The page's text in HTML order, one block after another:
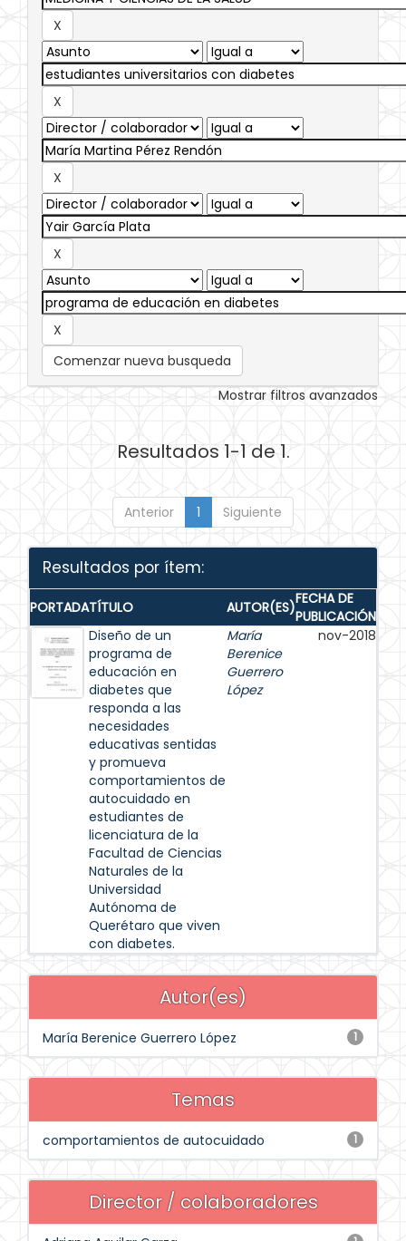
Comenzar nueva busqueda
Mostrar filtros avanzados
Resultados 1-1 de 1.
Anterior 1 Siguiente
Resultados por ítem:
PORTADATÍTULO AUTOR(ES)FECHA DE
PUBLICACIÓN
Diseño de un
programa de
educación en
diabetes que
responda a las
necesidades
educativas sentidas
y promueva
comportamientos de
autocuidado en
estudiantes de
licenciatura de la
Facultad de Ciencias
Naturales de la
Universidad
Autónoma de
Querétaro que viven
con diabetes.
María
Berenice
Guerrero
López
nov-2018
Autor(es)
1
María Berenice Guerrero López
Temas
1
comportamientos de autocuidado
Director / colaboradores